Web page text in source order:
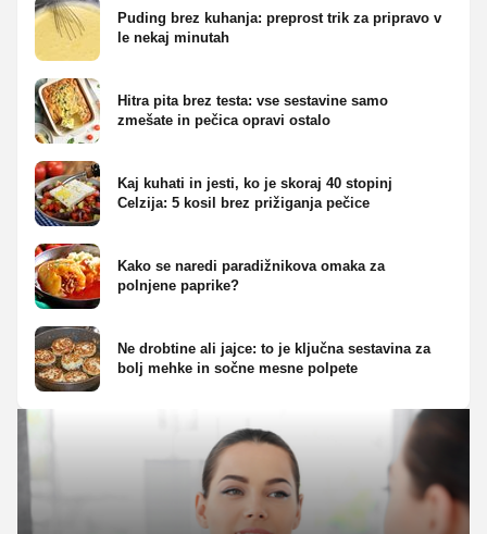
Puding brez kuhanja: preprost trik za pripravo v
le nekaj minutah
Hitra pita brez testa: vse sestavine samo
zmešate in pečica opravi ostalo
Kaj kuhati in jesti, ko je skoraj 40 stopinj
Celzija: 5 kosil brez prižiganja pečice
Kako se naredi paradižnikova omaka za
polnjene paprike?
Ne drobtine ali jajce: to je ključna sestavina za
bolj mehke in sočne mesne polpete